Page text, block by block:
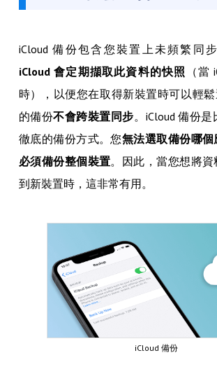
iCloud 備份包含您裝置上未頻繁同
iCloud 會定期擷取此資料的快照
（當
時），以便您在取得新裝置時可以輕鬆
的備份不會跨裝置同步。iCloud 備份是
徹底的備份方式。您無法選取備份哪
必須備份整個裝置。因此，當您想將
到新裝置時，這非常有用。
iCloud 備份